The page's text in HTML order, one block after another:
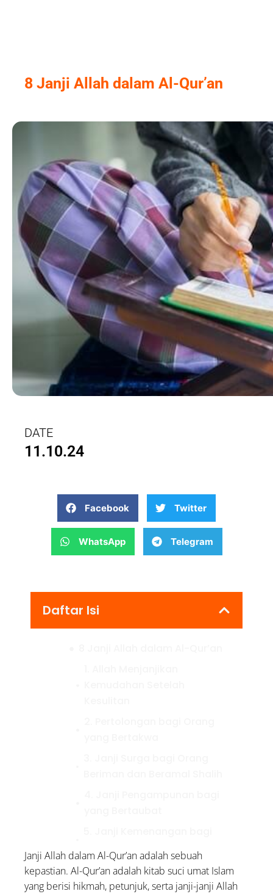
8 Janji Allah dalam Al-Qur’an
DATE
11.10.24
Facebook Twitter
WhatsApp Telegram
Daftar Isi
6. Janji Ketenangan dengan
Mengingat Allah
Janji Allah dalam Al-Qur’an adalah sebuah
kepastian. Al-Qur’an adalah kitab suci umat Islam
yang berisi hikmah, petunjuk, serta janji-janji Allah